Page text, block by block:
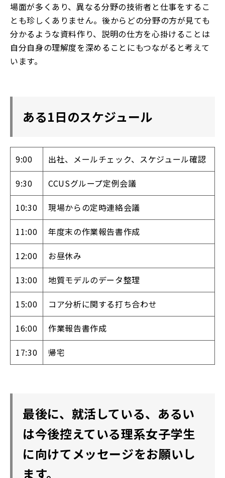
場面が多くあり、異なる分野の技術者と仕事をするこ
とも珍しくありません。後からどの分野の方が見ても
分かるような資料作り、説明の仕方を心掛けることは
自分自身の理解度を深めることにもつながると考えて
います。
ある1日のスケジュール
9:00
出社、メールチェック、スケジュール確認
9:30
CCUSグループ定例会議
10:30
現場からの定時連絡会議
11:00
年度末の作業報告書作成
12:00
お昼休み
13:00
地質モデルのデータ整理
15:00
コア分析に関する打ち合わせ
16:00
作業報告書作成
17:30
帰宅​​​​​​​
最後に、就活している、あるい
は今後控えている理系女子学生
に向けてメッセージをお願いし
ます。